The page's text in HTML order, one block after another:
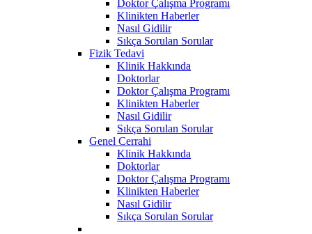
Doktor Çalışma Programı
Klinikten Haberler
Nasıl Gidilir
Sıkça Sorulan Sorular
Fizik Tedavi
Klinik Hakkında
Doktorlar
Doktor Çalışma Programı
Klinikten Haberler
Nasıl Gidilir
Sıkça Sorulan Sorular
Genel Cerrahi
Klinik Hakkında
Doktorlar
Doktor Çalışma Programı
Klinikten Haberler
Nasıl Gidilir
Sıkça Sorulan Sorular